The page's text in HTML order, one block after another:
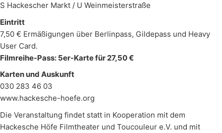
S Hackescher Markt / U Weinmeisterstraße
Eintritt
7,50 € Ermäßigungen über Berlinpass, Gildepass und Heavy
User Card.
Filmreihe-Pass: 5er-Karte für 27,50 €
Karten und Auskunft
030 283 46 03
www.hackesche-hoefe.org
Die Veranstaltung findet statt in Kooperation mit dem
Hackesche Höfe Filmtheater und Toucouleur e.V. und mit